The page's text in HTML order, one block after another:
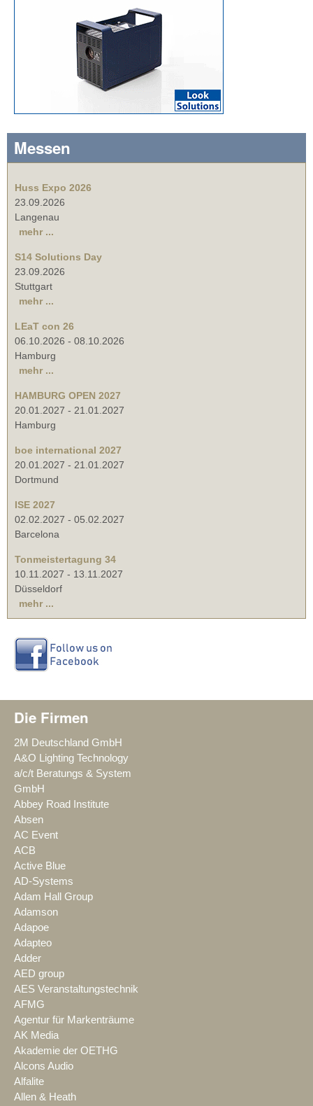
Messen
Huss Expo 2026
23.09.2026
Langenau
mehr ...
S14 Solutions Day
23.09.2026
Stuttgart
mehr ...
LEaT con 26
06.10.2026 - 08.10.2026
Hamburg
mehr ...
HAMBURG OPEN 2027
20.01.2027 - 21.01.2027
Hamburg
boe international 2027
20.01.2027 - 21.01.2027
Dortmund
ISE 2027
02.02.2027 - 05.02.2027
Barcelona
Tonmeistertagung 34
10.11.2027 - 13.11.2027
Düsseldorf
mehr ...
Die Firmen
2M Deutschland GmbH
A&O Lighting Technology
a/c/t Beratungs & System
GmbH
Abbey Road Institute
Absen
AC Event
ACB
Active Blue
AD-Systems
Adam Hall Group
Adamson
Adapoe
Adapteo
Adder
AED group
AES Veranstaltungstechnik
AFMG
Agentur für Markenträume
AK Media
Akademie der OETHG
Alcons Audio
Alfalite
Allen & Heath